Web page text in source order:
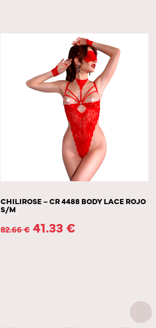
CHILIROSE – CR 4488 BODY LACE ROJO
S/M
82.66€ 41.33 €